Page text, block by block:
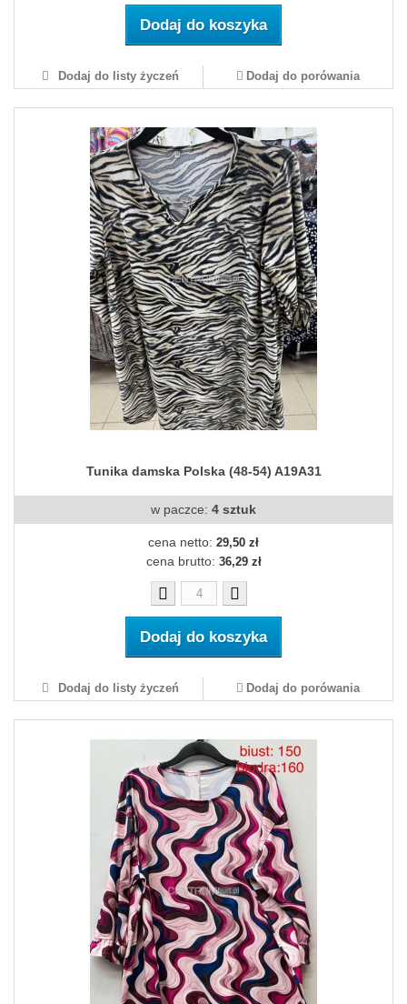
Dodaj do koszyka
Dodaj do listy życzeń Dodaj do porówania
Tunika damska Polska (48-54) A19A31
w paczce: 4 sztuk
cena netto: 29,50 zł
cena brutto: 36,29 zł
Dodaj do koszyka
Dodaj do listy życzeń Dodaj do porówania